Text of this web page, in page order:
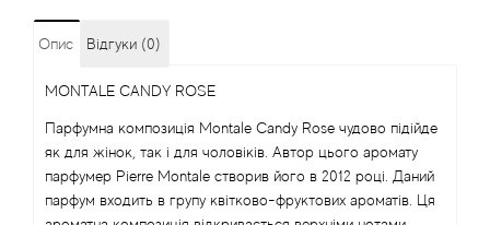
Опис Відгуки (0)
MONTALE CANDY ROSE
Парфумна композиція Montale Candy Rose чудово підійде
як для жінок, так і для чоловіків. Автор цього аромату
парфумер Pierre Montale створив його в 2012 році. Даний
парфум входить в групу квітково-фруктових ароматів. Ця
Alyson Oldoini
Alyssa Ashley
American Crew
Amouage